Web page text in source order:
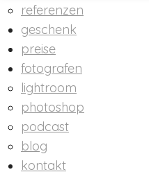
referenzen
geschenk
preise
fotografen
lightroom
photoshop
podcast
blog
kontakt